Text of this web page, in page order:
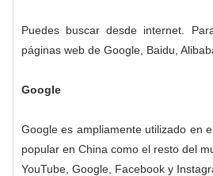
Puedes buscar desde internet.
páginas web de Google, Baidu,
Google
Google es ampliamente utilizado en
popular en China como el resto del
YouTube , Google, Facebook y